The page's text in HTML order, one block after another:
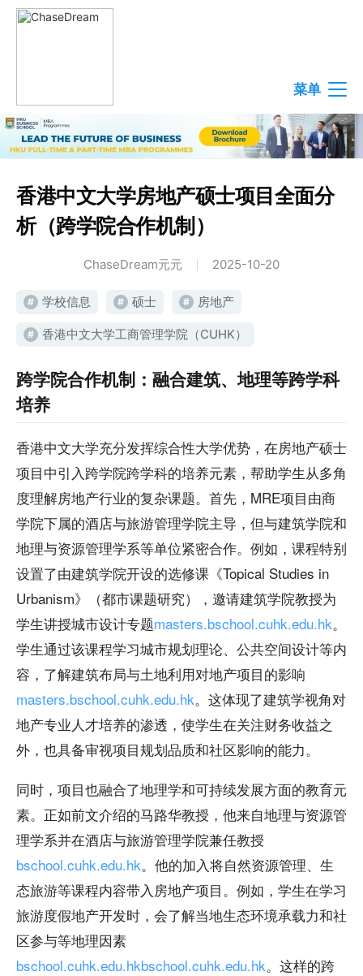
菜单
香港中文大学房地产硕士项目全面分
析（跨学院合作机制）
ChaseDream元元 2025-10-20
# 学校信息 # 硕士 # 房地产
# 香港中文大学工商管理学院（CUHK）
跨学院合作机制：融合建筑、地理等跨学科
培养
香港中文大学充分发挥综合性大学优势，在房地产硕士
项目中引入跨学院跨学科的培养元素，帮助学生从多角
度理解房地产行业的复杂课题。首先，MRE项目由商
学院下属的酒店与旅游管理学院主导，但与建筑学院和
地理与资源管理学系等单位紧密合作。例如，课程特别
设置了由建筑学院开设的选修课《Topical Studies in
Urbanism》（都市课题研究），邀请建筑学院教授为
学生讲授城市设计专题masters.bschool.cuhk.edu.hk。
学生通过该课程学习城市规划理论、公共空间设计等内
容，了解建筑布局与土地利用对地产项目的影响
masters.bschool.cuhk.edu.hk。这体现了建筑学视角对
地产专业人才培养的渗透，使学生在关注财务收益之
外，也具备审视项目规划品质和社区影响的能力。
同时，项目也融合了地理学和可持续发展方面的教育元
素。正如前文介绍的马路华教授，他来自地理与资源管
理学系并在酒店与旅游管理学院兼任教授
bschool.cuhk.edu.hk。他的加入将自然资源管理、生
态旅游等课程内容带入房地产项目。例如，学生在学习
旅游度假地产开发时，会了解当地生态环境承载力和社
区参与等地理因素
bschool.cuhk.edu.hkbschool.cuhk.edu.hk。这样的跨